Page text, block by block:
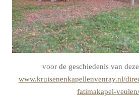
voor de geschiedenis van
www.kruisenenkapellenvenray.nl/
fatimakapel-veulen/